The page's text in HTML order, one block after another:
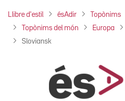
Llibre d'estil ésAdir Topònims
Topònims del món Europa
Sloviansk